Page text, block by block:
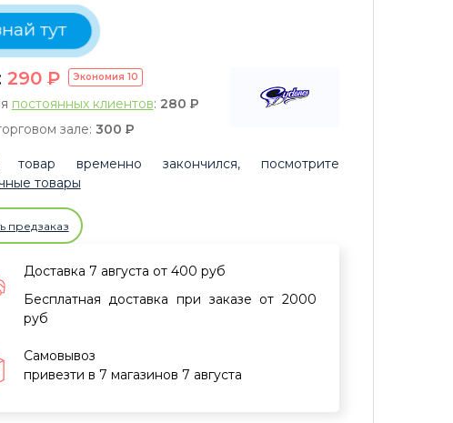
тут
290 P Экономия 10
постоянных клиентов: 280 P
зале: 300 P
товар временно закончился, посмотрите
товары
предзаказ
Доставка 7 августа от 400 руб
Бесплатная доставка при заказе от 2000
руб
Самовывоз
привезти в 7 магазинов 7 августа